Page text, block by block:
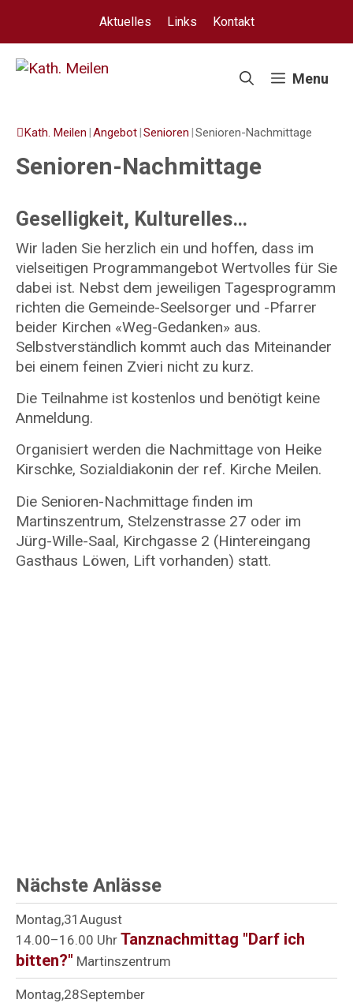
Inhalt
Aktuelles Links Kontakt
Menu
Kath. Meilen |Angebot|Senioren |Senioren-Nachmittage
Senioren-Nachmittage
Geselligkeit, Kulturelles…
Wir laden Sie herzlich ein und hoffen, dass im
vielseitigen Programmangebot Wertvolles für Sie
dabei ist. Nebst dem jeweiligen Tagesprogramm
richten die Gemeinde-Seelsorger und -Pfarrer
beider Kirchen «Weg-Gedanken» aus.
Selbstverständlich kommt auch das Miteinander
bei einem feinen Zvieri nicht zu kurz.
Die Teilnahme ist kostenlos und benötigt keine
Anmeldung.
Organisiert werden die Nachmittage von Heike
Kirschke, Sozialdiakonin der ref. Kirche Meilen.
Die Senioren-Nachmittage finden im
Martinszentrum, Stelzenstrasse 27 oder im
Jürg-Wille-Saal, Kirchgasse 2 (Hintereingang
Gasthaus Löwen, Lift vorhanden) statt.
Nächste Anlässe
Montag 31 August
14.00–16.00 Uhr Tanznachmittag "Darf ich
bitten?" Martinszentrum
Montag 28September